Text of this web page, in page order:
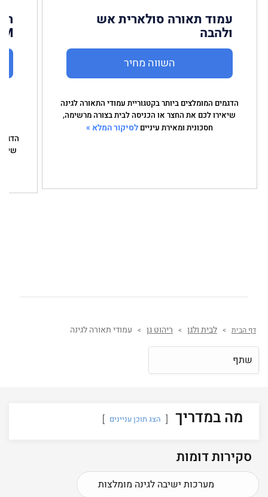
עמוד תאורה סולארית אש
ולהבה
השווה מחיר
הדגמים המומלצים ביותר בקטגוריית עמודי התאורה לגינה
שיאירו לכם את החצר או הכניסה לבית בצורה מרשימה,
חסכונית ומאירת עינייםלסיקור המלא »
דף הבית > לבית ולגן > ריהוט גן > עמודי תאורה לגינה
שתף
מה במדריך הצג תוכן עניינים
סקירות דומות
מערכות ישיבה לגינה מומלצות